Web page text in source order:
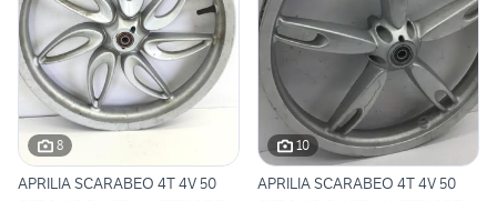
8
APRILIA SCARABEO 4T 4V 50
10
APRILIA SCARABEO 4T 4V 50